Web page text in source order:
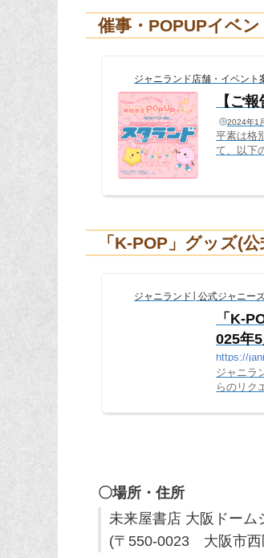
催事・POPUPイベ
ジャニランド店舗・イベント
【ご
2024年1
平素は格
て、以下
も「ジャ
「K-POP」グッズ(
ジャニランド│公式ジャニー
「K-
025年
https://
ジャニラ
らのリク
〇場所・住所
未来屋書店 大阪ドーム
(〒550-0023 大阪市西